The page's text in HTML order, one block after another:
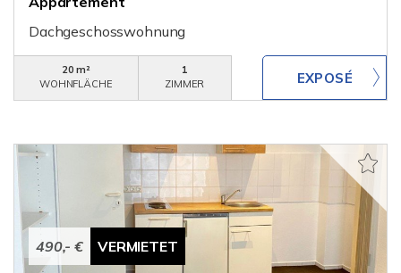
Dachgeschosswohnung
20 m²
WOHNFLÄCHE
1
ZIMMER
490,- € VERMIETET